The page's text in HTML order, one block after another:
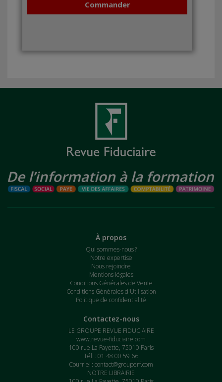
Commander
À propos
Qui sommes-nous ?
Notre expertise
Nous rejoindre
Mentions légales
Conditions Générales de Vente
Conditions Générales d'Utilisation
Politique de confidentialité
Contactez-nous
LE GROUPE REVUE FIDUCIAIRE
www.revue-fiduciaire.com
100 rue La Fayette, 75010 Paris
Tél. : 01 48 00 59 66
Courriel : contact@grouperf.com
NOTRE LIBRAIRIE